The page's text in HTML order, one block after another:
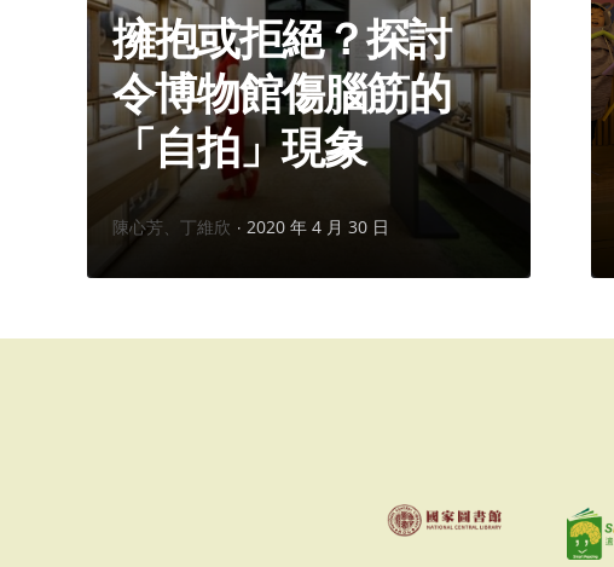
擁抱或拒絕？探討
令博物館傷腦筋的
「自拍」現象
作
陳心芳、丁維欣 2020 年 4 月 30 日